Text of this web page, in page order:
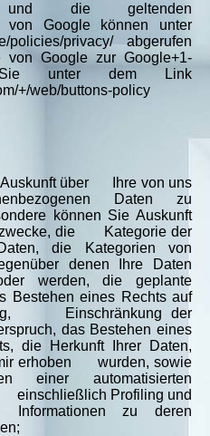
und die geltenden
von Google können unter
policies/privacy/ abgerufen
von Google zur Google+1-
Sie unter dem Link
+/web/buttons-policy
Auskunft über Ihre von uns
Daten zu
können Sie Auskunft
die Kategorie der
die Kategorien von
denen Ihre Daten
werden, die geplante
eines Rechts auf
Einschränkung der
das Bestehen eines
die Herkunft Ihrer Daten,
erhoben wurden, sowie
einer automatisierten
einschließlich Profiling und
Informationen zu deren